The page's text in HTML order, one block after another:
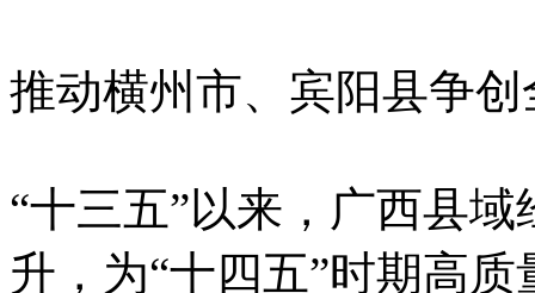
推动横州市、宾阳县争
“十三五”以来，广西县
升，为“十四五”时期高